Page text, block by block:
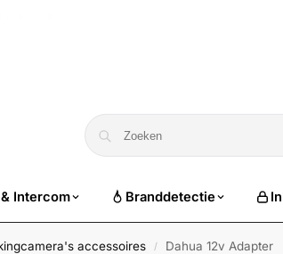
Intercom Branddetectie
accessoires / Dahua 12v Adapter